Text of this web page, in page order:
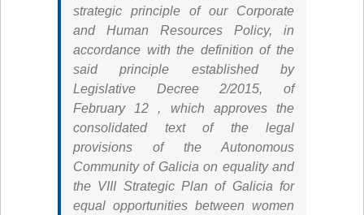
strategic principle of our Corporate
and Human Resources Policy, in
accordance with the definition of the
said principle established by
Legislative Decree 2/2015, of
February 12 , which approves the
consolidated text of the legal
provisions of the Autonomous
Community of Galicia on equality and
the VIII Strategic Plan of Galicia for
equal opportunities between women